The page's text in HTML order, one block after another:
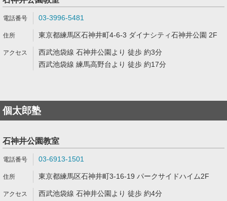
03-3996-5481
東京都練馬区石神井町4-6-3 ダイナシティ石神井公園 2F
西武池袋線 石神井公園より 徒歩 約3分
西武池袋線 練馬高野台より 徒歩 約17分
個太郎塾
石神井公園教室
03-6913-1501
東京都練馬区石神井町3-16-19 パークサイドハイム2F
西武池袋線 石神井公園より 徒歩 約4分